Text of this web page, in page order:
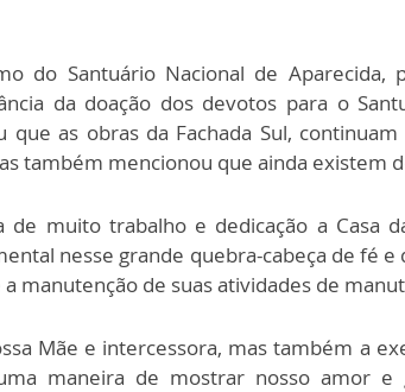
do Santuário Nacional de
da doação dos devotos para o
que as obras da Fachada Sul,
também mencionou que ainda existem
muito trabalho e dedicação a Casa
nesse grande quebra-cabeça de fé e
manutenção de suas atividades de
Mãe e intercessora, mas também a
maneira de mostrar nosso amor